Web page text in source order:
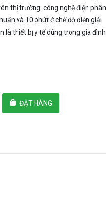
thị trường: công nghệ điện phân
và 10 phút ở chế độ điện giải
là thiết bị y tế dùng trong gia đình.
ĐẶT HÀNG